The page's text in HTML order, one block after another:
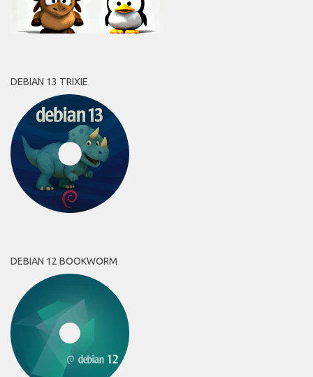
DEBIAN 13 TRIXIE
DEBIAN 12 BOOKWORM